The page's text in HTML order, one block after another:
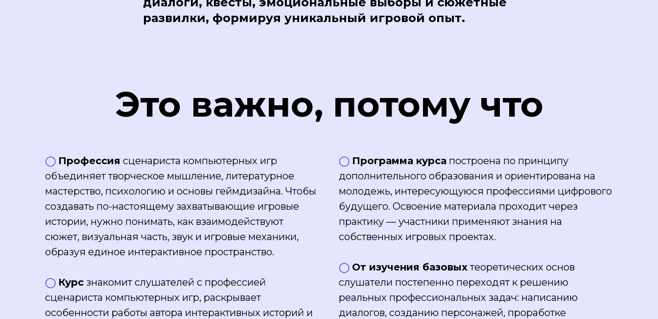
развилки, формируя уникальный игровой опыт.
Это важно, потому что
◯ Профессия сценариста компьютерных игр
объединяет творческое мышление, литературное
мастерство, психологию и основы геймдизайна. Чтобы
создавать по-настоящему захватывающие игровые
истории, нужно понимать, как взаимодействуют
сюжет, визуальная часть, звук и игровые механики,
образуя единое интерактивное пространство.
◯ Курс знакомит слушателей с профессией
сценариста компьютерных игр, раскрывает
особенности работы автора интерактивных историй и
◯ Программа курса построена по принципу
дополнительного образования и ориентирована на
молодежь, интересующуюся профессиями цифрового
будущего. Освоение материала проходит через
практику — участники применяют знания на
собственных игровых проектах.
◯ От изучения базовыхтеоретических основ
слушатели постепенно переходят к решению
реальных профессиональных задач: написанию
диалогов, созданию персонажей, проработке